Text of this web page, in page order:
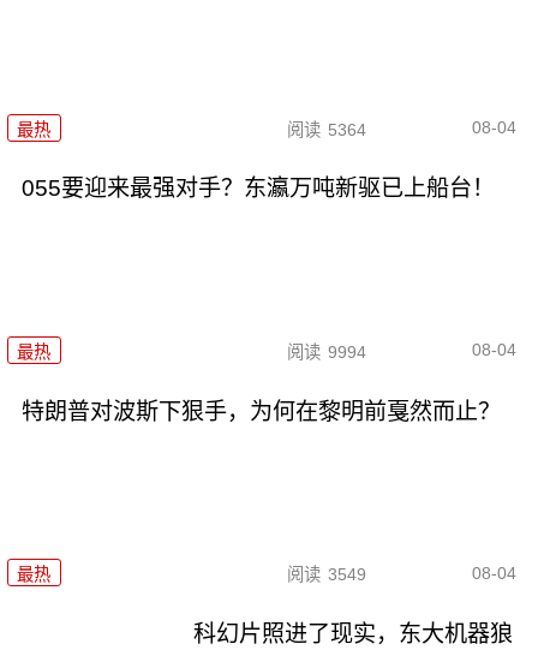
最热 阅读 5364 08-04
055要迎来最强对手？东瀛万吨新驱已上船台！
最热 阅读 9994 08-04
特朗普对波斯下狠手，为何在黎明前戛然而止？
最热 阅读 3549 08-04
科幻片照进了现实，东大机器狼